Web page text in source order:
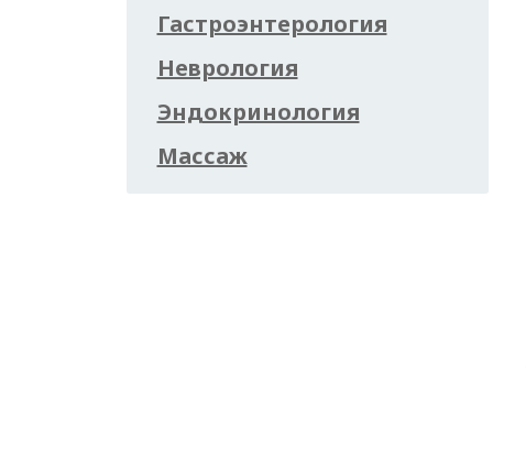
Гастроэнтерология
Неврология
Эндокринология
Массаж